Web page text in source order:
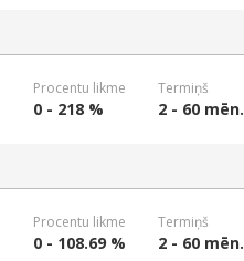
Procentu likme
0 - 218 %
Termiņš
2 - 60 mēn.
Procentu likme
0 - 108.69 %
Termiņš
2 - 60 mēn.